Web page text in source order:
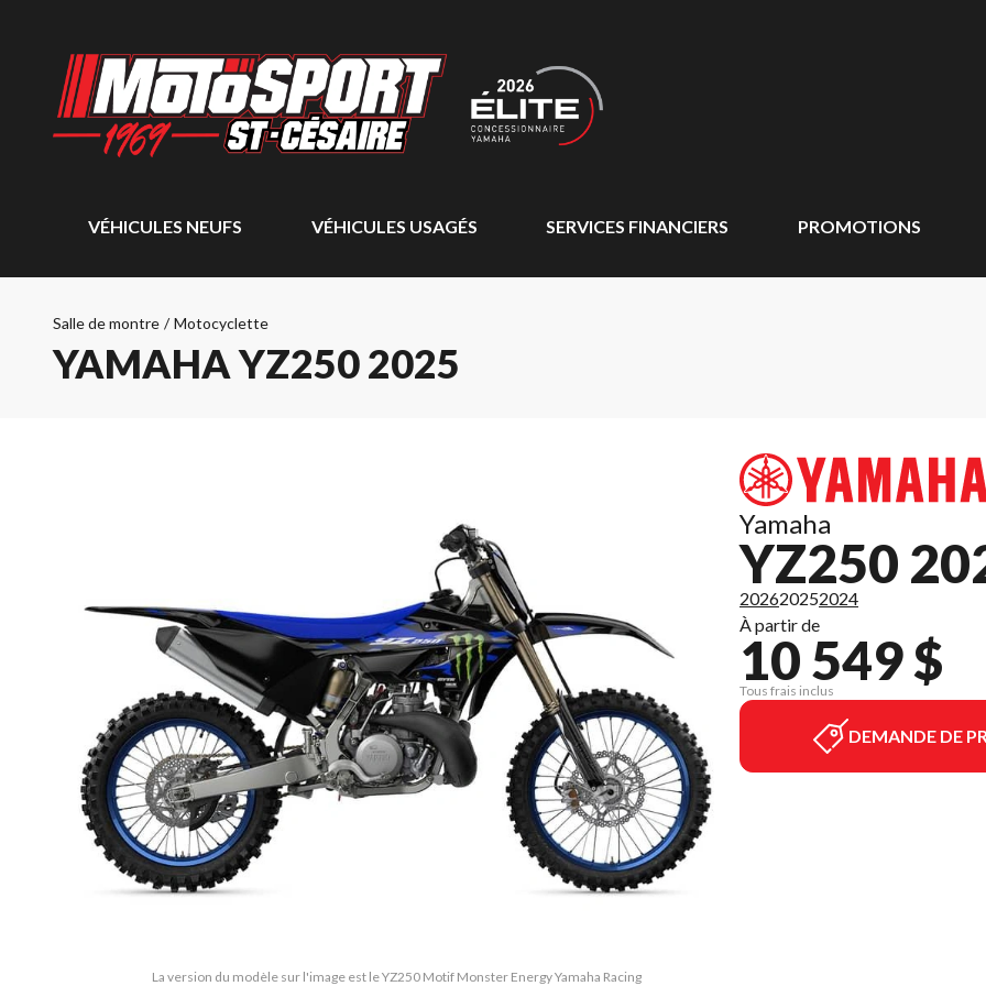
VÉHICULES NEUFS VÉHICULES USAGÉS SERVICES FINANCIERS PROMOTIONS
Salle de montre / Motocyclette
YAMAHA YZ250 2025
La version du modèle sur l'image est le YZ250 Motif Monster Energy Yamaha Racing
Yamaha
YZ250
202620252024
À partir de
10 549 $
Tous frais inclus
DEMANDE DE